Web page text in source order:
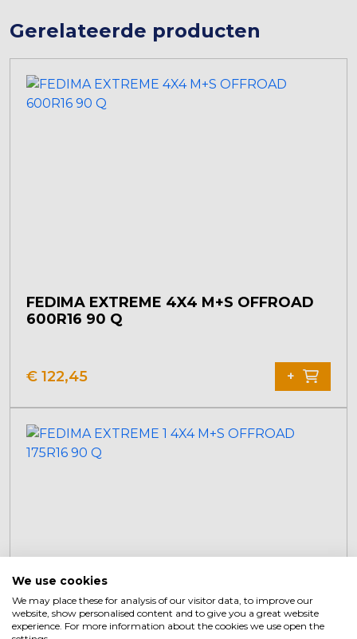
Gerelateerde producten
FEDIMA EXTREME 4X4 M+S OFFROAD
600R16 90 Q
€ 122,45 +
We use cookies
We may place these for analysis of our visitor data, to improve our
website, show personalised content and to give you a great website
experience. For more information about the cookies we use open the